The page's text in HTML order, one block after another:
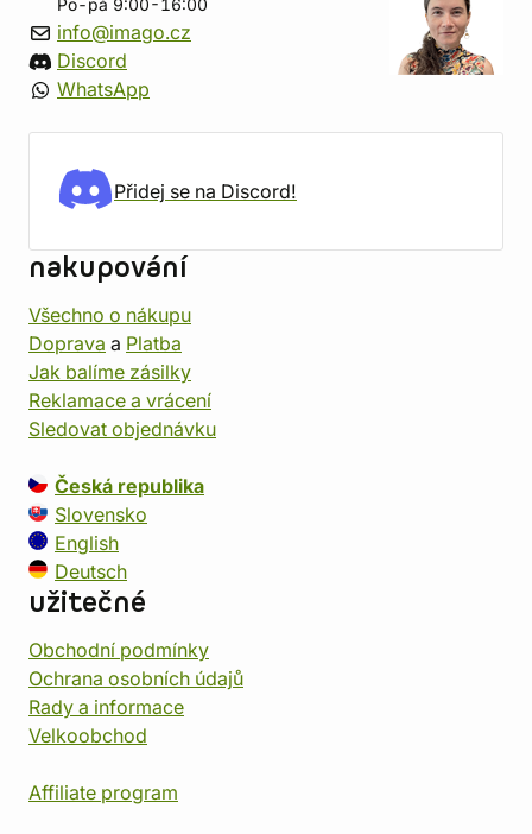
Po-pá 9:00-16:00
info@imago.cz
Discord
WhatsApp
Přidej se na Discord!
nakupování
Všechno o nákupu
Doprava a Platba
Jak balíme zásilky
Reklamace a vrácení
Sledovat objednávku
Česká republika
Slovensko
English
Deutsch
užitečné
Obchodní podmínky
Ochrana osobních údajů
Rady a informace
Velkoobchod
Affiliate program